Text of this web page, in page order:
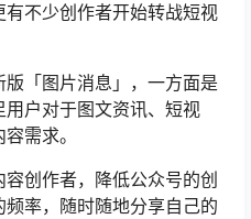
不少创作者开始转战短视
「图片消息」，一方面是
户对于图文资讯、短视
需求。
创作者，降低公众号的创
率，随时随地分享自己的